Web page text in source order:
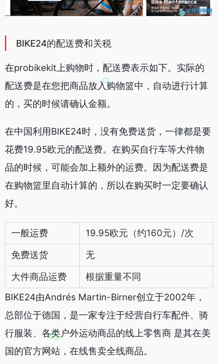
BIKE24的配送费和关税
在probikekit上购物时，配送费表示如下。实际的
配送费是在您把商品放入购物篮中，自动进行计算
的，买的时候请确认金额。
在中国利用BIKE24时，没有免费送货，一律都是要
花费19.95欧元的配送费。在购买自行车等大件物
品的时候，可能会加上额外的运费。因为配送费是
在购物篮里自动计算的，所以在购买时一定要确认
好。
一般运费
19.95欧元（约160元）/次
免费送货
无
大件商品运费
根据重量不同
BIKE24由Andrés Martin-Birner创立于2002年，
总部位于德国，是一家专注于经营自行车配件、骑
行服装、各类户外运动商品的线上零售商 是其在美
国的官方网站，在线售卖全线商品。